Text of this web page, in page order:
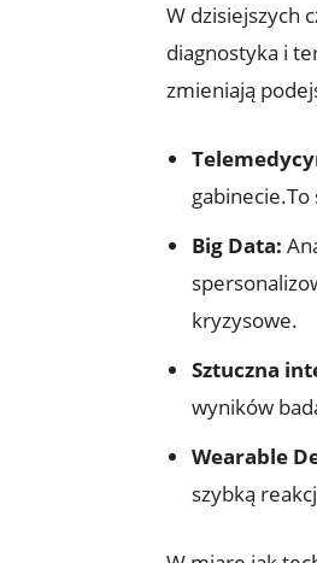
W dzisiejszych
diagnostyka i
zmieniają
Big Data:
kryzysowe.
Sztuczna
wyników
Wearable
szybką